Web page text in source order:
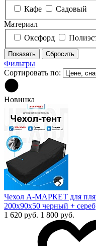
Кафе
Садовый
Материал
Оксфорд
Фильтры
Сортировать по:
Новинка
Чехол А-МАРКЕТ для
200х90х50 черный +
1 620 руб. 1 800 руб.